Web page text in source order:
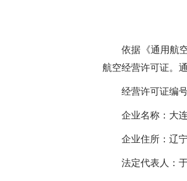
依据《通用航
航空经营许可证。
经营许可证编
企业名称：大
企业住所：辽
法定代表人：